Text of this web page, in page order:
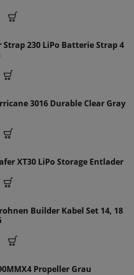
Strap 230 LiPo Batterie Strap 4
3016 Durable Clear Gray
XT30 LiPo Storage Entlader
Builder Kabel Set 14, 18
Propeller Grau